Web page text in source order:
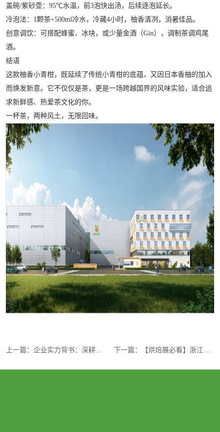
盖碗/紫砂壶：95℃水温，前3泡快出汤，后续逐泡延长。
冷泡法：1颗茶+500ml冷水，冷藏4小时，柚香清冽，消暑佳品。
创意调饮：可搭配蜂蜜、冰块，或少量金酒（Gin），调制茶调鸡尾
酒。
结语
这款柚香小青柑，既延续了传统小青柑的底蕴，又因日本香柚的加入
而焕发新意。它不仅仅是茶，更是一场跨越国界的风味实验，适合追
求新鲜感、热爱茶文化的你。
一杯茶，两种风土，无限回味。
上一篇： 企业实力背书：深耕柑橘全产业链40+年 下一篇： 【烘焙展必看】浙江金明生物：40年专注香柚深加工，让您的面包“柚”惑力拉满！